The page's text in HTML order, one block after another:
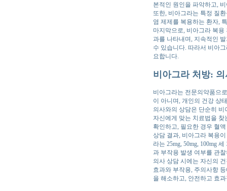
본적인 원인을 파악하고,
또한, 비아그라는 특정 질
염 제제를 복용하는 환자,
마지막으로, 비아그라 복
과를 나타내며, 지속적인
수 있습니다. 따라서 비아
요합니다.
비아그라 처방:
비아그라는 전문의약품으
이 아니며, 개인의 건강 상
의사와의 상담은 단순히
자신에게 맞는 치료법을
확인하고, 필요한 경우 혈
상담 결과, 비아그라 복용
라는 25mg, 50mg, 100mg
과 부작용 발생 여부를 관
의사 상담 시에는 자신의
효과와 부작용, 주의사항
을 해소하고, 안전하고 효